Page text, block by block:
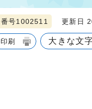
号1002511 更新日
印刷 大きな文